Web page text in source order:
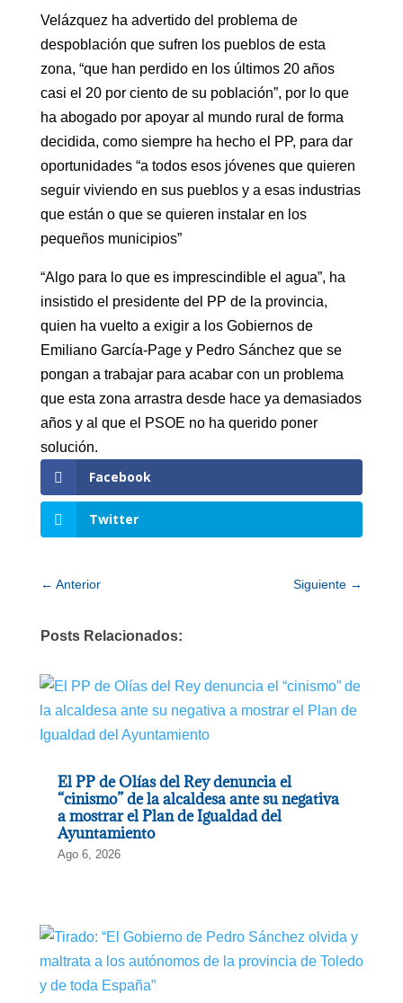
Velázquez ha advertido del problema de
despoblación que sufren los pueblos de esta
zona, “que han perdido en los últimos 20 años
casi el 20 por ciento de su población”, por lo que
ha abogado por apoyar al mundo rural de forma
decidida, como siempre ha hecho el PP, para dar
oportunidades “a todos esos jóvenes que quieren
seguir viviendo en sus pueblos y a esas industrias
que están o que se quieren instalar en los
pequeños municipios”
“Algo para lo que es imprescindible el agua”, ha
insistido el presidente del PP de la provincia,
quien ha vuelto a exigir a los Gobiernos de
Emiliano García-Page y Pedro Sánchez que se
pongan a trabajar para acabar con un problema
que esta zona arrastra desde hace ya demasiados
años y al que el PSOE no ha querido poner
solución.
Facebook
Twitter
← Anterior Siguiente →
Posts Relacionados:
El PP de Olías del Rey denuncia el
“cinismo” de la alcaldesa ante su negativa
a mostrar el Plan de Igualdad del
Ayuntamiento
Ago 6, 2026